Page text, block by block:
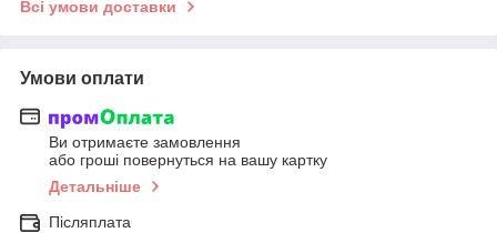
Всі умови доставки
Умови оплати
Ви отримаєте замовлення
або гроші повернуться на вашу картку
Детальніше
Післяплата